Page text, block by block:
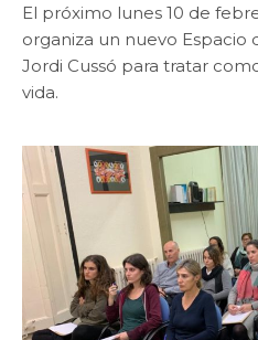
El próximo lunes 10 de
organiza un nuevo Espacio
Jordi Cussó para tratar
vida.